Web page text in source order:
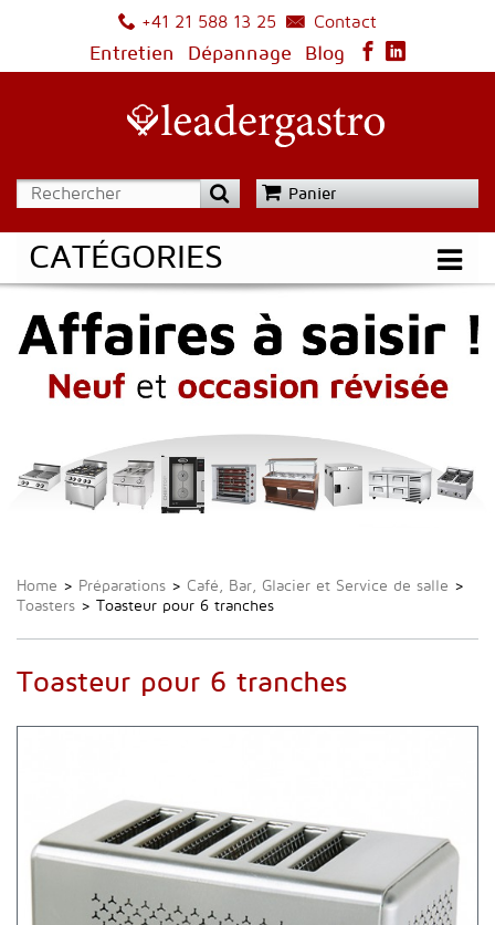
+41 21 588 13 25
Contact
Entretien
Dépannage Blog
Panier
CATÉGORIES
Home > Préparations > Café, Bar, Glacier et Service de salle >
Toasters > Toasteur pour 6 tranches
Toasteur pour 6 tranches